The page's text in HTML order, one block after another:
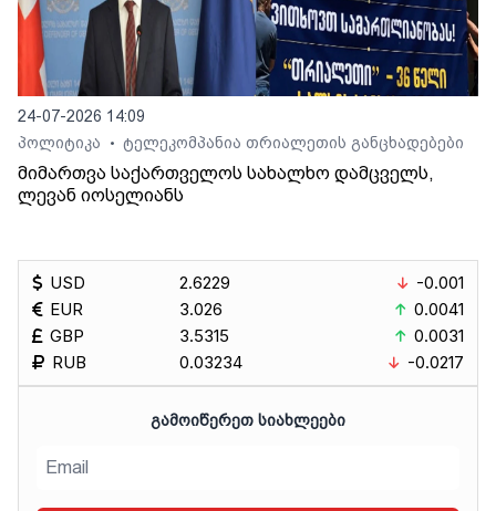
24-07-2026 14:09
პოლიტიკა
• ტელეკომპანია თრიალეთის განცხადებები
მიმართვა საქართველოს სახალხო დამცველს,
ლევან იოსელიანს
USD
EUR
GBP
RUB
2.6229
3.026
3.5315
0.03234
-0.001
0.0041
0.0031
-0.0217
ᲒᲐᲛᲝᲘᲬᲔᲠᲔᲗ ᲡᲘᲐᲮᲚᲔᲔᲑᲘ